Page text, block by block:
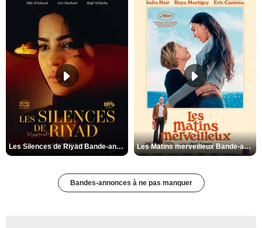
Les Silences de Riyad Bande-annonce VO STFR Les Matins merveilleux Bande-annonce VF
Bandes-annonces à ne pas manquer